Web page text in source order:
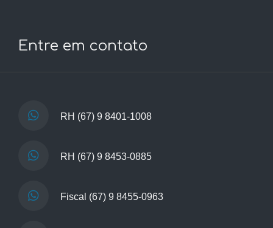
Entre em contato
RH (67) 9 8401-1008
RH (67) 9 8453-0885
Fiscal (67) 9 8455-0963